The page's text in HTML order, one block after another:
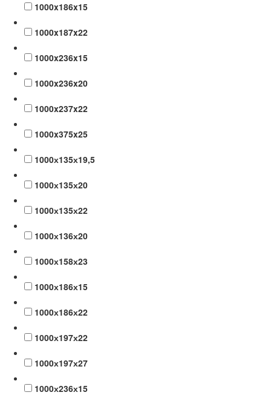
1000x186x15
1000x187x22
1000x236x15
1000x236x20
1000x237x22
1000x375x25
1000х135х19,5
1000х135х20
1000х135х22
1000х136х20
1000х158х23
1000х186х15
1000х186х22
1000х197х22
1000х197х27
1000х236х15